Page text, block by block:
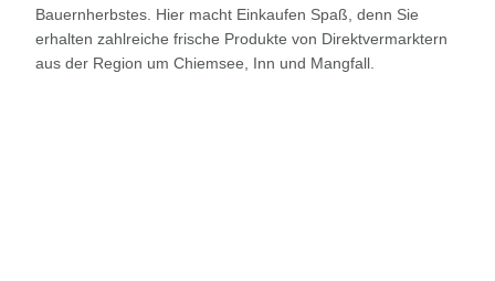
Bauernherbstes. Hier macht Einkaufen Spaß, denn Sie
erhalten zahlreiche frische Produkte von Direktvermarktern
aus der Region um Chiemsee, Inn und Mangfall.